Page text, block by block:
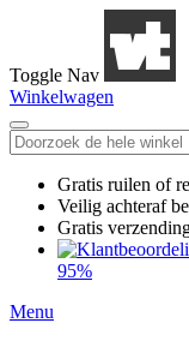
Toggle Nav
Winkelwagen
Gratis ruilen of
Veilig achteraf
Gratis
95%
Menu